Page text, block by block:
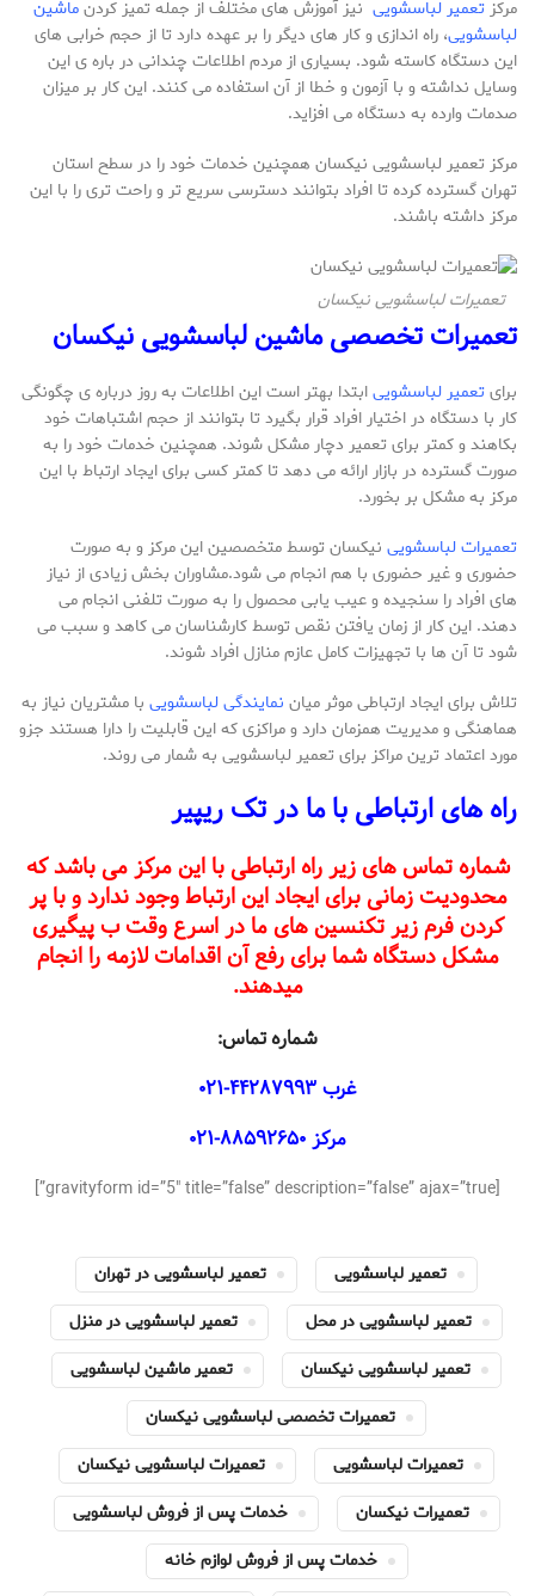
مرکزتعمیر لباسشویی نیز آموزش های مختلف از جمله تمیز کردنماشین
لباسشویی، راه اندازی و کار های دیگر را بر عهده دارد تا از حجم خرابی های
این دستگاه کاسته شود. بسیاری از مردم اطلاعات چندانی در باره ی این
وسایل نداشته و با آزمون و خطا از آن استفاده می کنند. این کار بر میزان
صدمات وارده به دستگاه می افزاید.
مرکز تعمیر لباسشویی نیکسان همچنین خدمات خود را در سطح استان
تهران گسترده کرده تا افراد بتوانند دسترسی سریع تر و راحت تری را با این
مرکز داشته باشند.
تعمیرات لباسشویی نیکسان
تعمیرات تخصصی ماشین لباسشویی نیکسان
برایتعمیر لباسشوییابتدا بهتر است این اطلاعات به روز درباره ی چگونگی
کار با دستگاه در اختیار افراد قرار بگیرد تا بتوانند از حجم اشتباهات خود
بکاهند و کمتر برای تعمیر دچار مشکل شوند. همچنین خدمات خود را به
صورت گسترده در بازار ارائه می دهد تا کمتر کسی برای ایجاد ارتباط با این
مرکز به مشکل بر بخورد.
تعمیرات لباسشویی نیکسان توسط متخصصین این مرکز و به صورت
حضوری و غیر حضوری با هم انجام می شود.مشاوران بخش زیادی از نیاز
های افراد را سنجیده و عیب یابی محصول را به صورت تلفنی انجام می
دهند. این کار از زمان یافتن نقص توسط کارشناسان می کاهد و سبب می
شود تا آن ها با تجهیزات کامل عازم منازل افراد شوند.
تلاش برای ایجاد ارتباطی موثر میان نمایندگی لباسشویی با مشتریان نیاز به
هماهنگی و مدیریت همزمان دارد و مراکزی که این قابلیت را دارا هستند جزو
مورد اعتماد ترین مراکز برای تعمیر لباسشویی به شمار می روند.
راه های ارتباطی با ما در تک ریپیر
شماره تماس های زیر راه ارتباطی با این مرکز می باشد که
محدودیت زمانی برای ایجاد این ارتباط وجود ندارد و با پر
کردن فرم زیر تکنسین های ما در اسرع وقت ب پیگیری
مشکل دستگاه شما برای رفع آن اقدامات لازمه را انجام
میدهند.
شماره تماس:
غرب۴۴۲۸۷۹۹۳-۰۲۱
مرکز
[gravityform id=”5″ title=”false” description=”false” ajax=”true”]
تعمیر لباسشویی
تعمیر لباسشویی در تهران
تعمیر لباسشویی در محل
تعمیر لباسشویی در منزل
تعمیر لباسشویی نیکسان
تعمیر ماشین لباسشویی
تعمیرات تخصصی لباسشویی نیکسان
تعمیرات لباسشویی
تعمیرات لباسشویی نیکسان
تعمیرات نیکسان
خدمات پس از فروش لباسشویی
خدمات پس از فروش لوازم خانه